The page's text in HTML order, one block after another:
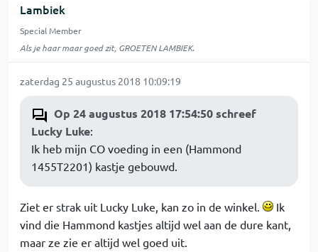
Lambiek
Special Member
Als je haar maar goed zit, GROETEN LAMBIEK.
zaterdag 25 augustus 2018 10:09:19
Op 24 augustus 2018 17:54:50 schreef
Lucky Luke:
Ik heb mijn CO voeding in een (Hammond
1455T2201) kastje gebouwd.
Ziet er strak uit Lucky Luke, kan zo in de winkel.
Ik
vind die Hammond kastjes altijd wel aan de dure kant,
maar ze zie er altijd wel goed uit.